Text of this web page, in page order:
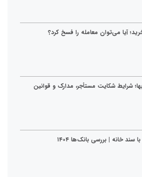
آیا می‌توان معامله را فسخ کرد؟
شرایط شکایت مستأجر، مدارک و قوانین
خانه | بررسی بانک‌ها ۱۴۰۴